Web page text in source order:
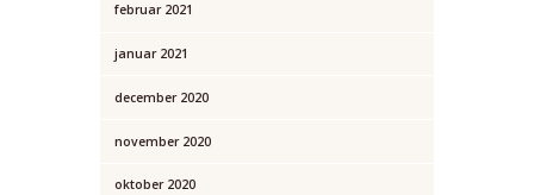
februar 2021
januar 2021
december 2020
november 2020
oktober 2020